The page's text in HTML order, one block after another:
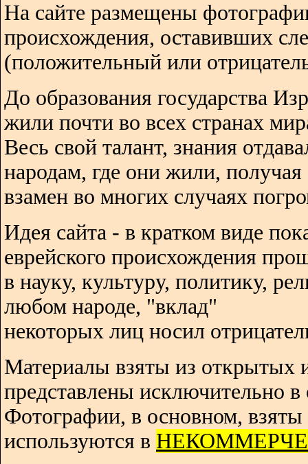
На сайте размещены
происхождения, оставивших
(положительный или
До образования государства
жили почти во всех странах
Весь свой талант, знания
народам, где они жили, получая
взамен во многих случаях
Идея сайта - в кратком виде
еврейского происхождения
в науку, культуру, политику,
любом народе, "вклад"
некоторых лиц носил
Материалы взяты из открытых
представлены исключительно
Фотографии, в основном, взяты
используются в